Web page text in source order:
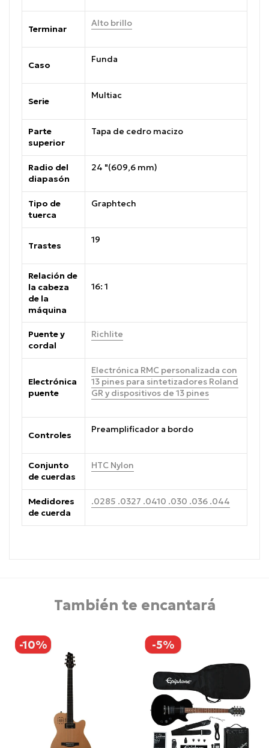
Terminar
Alto brillo
Caso
Funda
Serie
Multiac
Parte
superior
Tapa de cedro macizo
Radio del
diapasón
24 "(609,6 mm)
Tipo de
tuerca
Graphtech
Trastes
19
Relación de
la cabeza
de la
máquina
16: 1
Puente y
cordal
Richlite
Electrónica
puente
Electrónica RMC personalizada con
13 pines para sintetizadores Roland
GR y dispositivos de 13 pines
Controles
Preamplificador a bordo
Conjunto
de cuerdas
HTC Nylon
Medidores
de cuerda
.0285 .0327 .0410 .030 .036 .044
También te encantará
-10% -5%